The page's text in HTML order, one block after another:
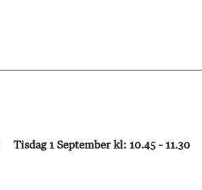
Tisdag 1 September kl: 10.45 - 11.30